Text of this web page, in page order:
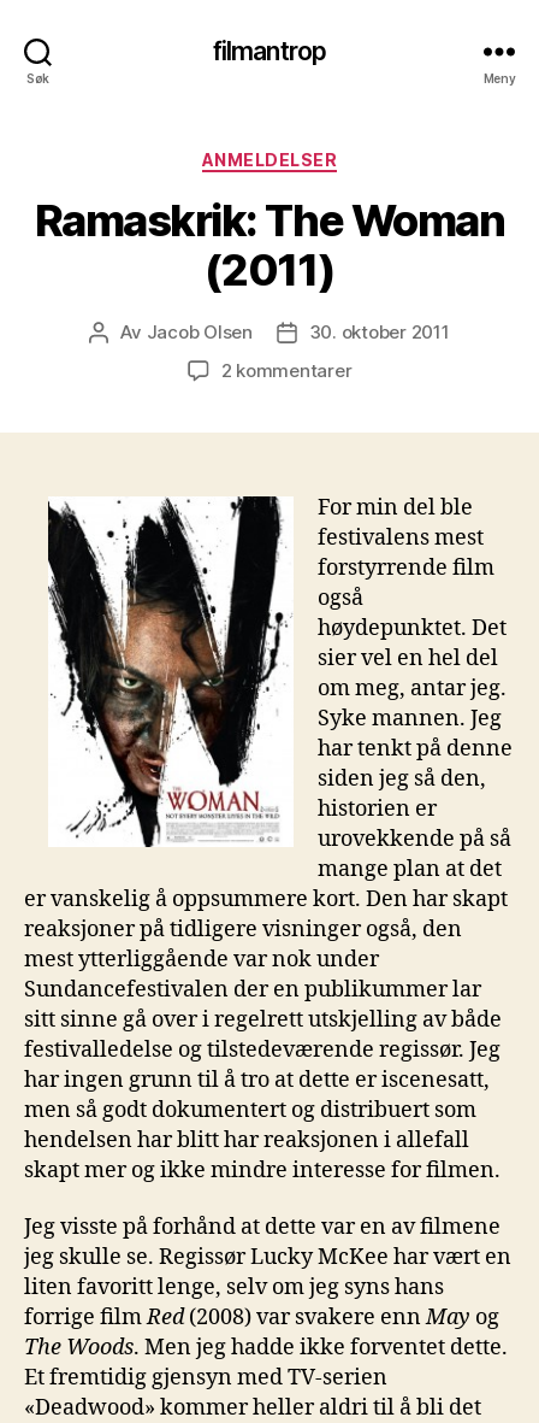
Søk
filmantrop
Meny
Kategorier
ANMELDELSER
Ramaskrik: The Woman
(2011)
Innleggsforfatter
Av Jacob Olsen Publiseringsdato
30. oktober 2011
2 kommentarertil
For min del ble
festivalens mest
forstyrrende film
også
høydepunktet. Det
sier vel en hel del
om meg, antar jeg.
Syke mannen. Jeg
har tenkt på denne
siden jeg så den,
historien er
urovekkende på så
mange plan at det
er vanskelig å oppsummere kort. Den har skapt
reaksjoner på tidligere visninger også, den
mest ytterliggående var nok under
Sundancefestivalen der en publikummer lar
sitt sinne gå over i regelrett utskjelling av både
festivalledelse og tilstedeværende regissør. Jeg
har ingen grunn til å tro at dette er iscenesatt,
men så godt dokumentert og distribuert som
hendelsen har blitt har reaksjonen i allefall
skapt mer og ikke mindre interesse for filmen.
Jeg visste på forhånd at dette var en av filmene
jeg skulle se. Regissør Lucky McKee har vært en
liten favoritt lenge, selv om jeg syns hans
forrige filmRed(2008) var svakere ennMay og
The Woods. Men jeg hadde ikke forventet dette.
Et fremtidig gjensyn med TV-serien
«Deadwood» kommer heller aldri til å bli det